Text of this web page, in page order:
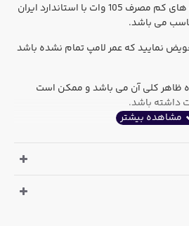
این کالا جهت تعمیرات لامپ های کم مصرف 105 وات با استاندارد ایران
نمایید که عمر لامپ تمام نشده باشد
ظاهر کلی آن می باشد و ممکن است
داشته باشد.